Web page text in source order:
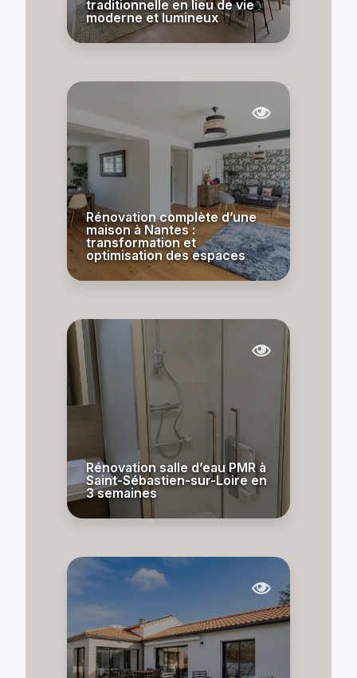
traditionnelle en lieu de vie
moderne et lumineux
Rénovation complète d’une
maison à Nantes :
transformation et
optimisation des espaces
Rénovation salle d’eau PMR à
Saint-Sébastien-sur-Loire en
3 semaines